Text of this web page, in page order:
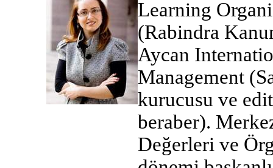
Learning
(Rabindra
Aycan
Management
kurucusu ve
beraber).
Değerleri ve